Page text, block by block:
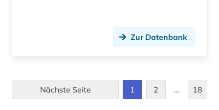
glossar (1)
glosse (1)
goethe (1)
Zur Datenbank
Nächste Seite 1 2 … 18